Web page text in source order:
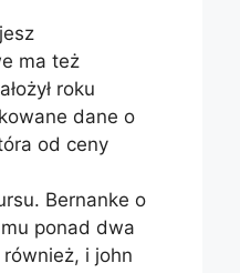
ma też
roku
dane o
od ceny
Bernanke o
ponad dwa
i john